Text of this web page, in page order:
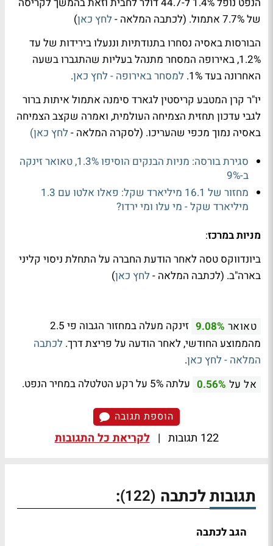
של 7.7% אתמול. (לכתבה המלאה -
לחץ כאן)
הבורסות באסיה נסחרו בתנודתיות וננעלו בירידות של עד
1.2%, באירופה המסחר מתנהל בעליות שהתגברו בשעה
האחרונה בעד 1%.
למסחר באירופה - לחץ כאן.
יו"ר קרן המטבע קריסטין לגארד סימנה אתמול איתות ברור
לגבי עדכון תחזית הצמיחה העולמית, ואמרה שקצב הצמיחה
באסיה נמוך מכפי שהעריכו. (לסקרה המלאה - לחץ כאן)
סגירת בורסה: מניות הבנקים הוסיפו 1.3%, טאואר זינקה
ב-9%
מחזור של 16.1 מיליארד שקל: פאלו אלטו עם 1.3
מיליארד שקל - מי עלו ומי ירדו?
מניות במרכז:
ביונדווקס טסה לאחר הודעת החברה על התחלת ניסוי קליני
בארה"ב. (לכתבה המלאה - לחץ כאן)
טאואר 9.08%
זינקה מעלה במחזור הגבוה פי 2.5
מהממוצע החודשי, לאחר הודעה על פריצת דרך. לכתבה
המלאה - לחץ כאן.
אל על 0.56% עלתה 5% על רקע הטלטלה במחיר הנפט.
הוספת תגובה
122 תגובות | לקריאת כל התגובות
תגובות לכתבה (122)
:
הגב לכתבה